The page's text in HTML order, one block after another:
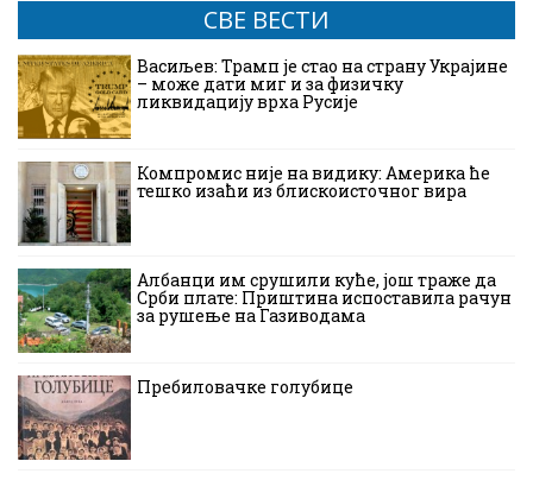
СВЕ ВЕСТИ
Васиљев: Трамп је стао на страну Украјине
– може дати миг и за физичку
ликвидацију врха Русије
Компромис није на видику: Америка ће
тешко изаћи из блискоисточног вира
Албанци им срушили куће, још траже да
Срби плате: Приштина испоставила рачун
за рушење на Газиводама
Пребиловачке голубице